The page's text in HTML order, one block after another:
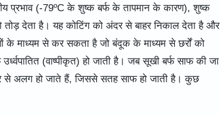
प्रभाव (-79ºC के शुष्क बर्फ के तापमान के कारण), शुष्क
देता है। यह कोटिंग को अंदर से बाहर निकाल देता है और
के माध्यम से कर सकता है जो बंदूक के माध्यम से छर्रों को
(वाष्पीकृत) हो जाती है। जब सूखी बर्फ साफ की जा
से अलग हो जाते हैं, जिससे सतह साफ हो जाती है। कुछ